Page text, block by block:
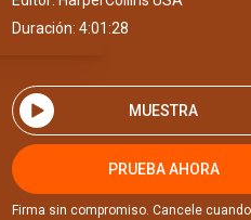
Duración: 4:01:28
MUESTRA
PRUEBA AHORA
Firma sin compromiso. Cancele